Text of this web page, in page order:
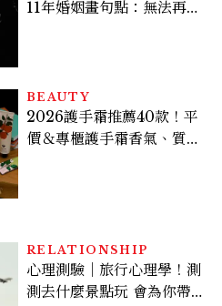
11年婚姻畫句點：無法再做
BEAUTY
2026護手霜推薦40款！平
價＆專櫃護手霜香氣、質
RELATIONSHIP
心理測驗｜旅行心理學！測
測去什麼景點玩 會為你帶來